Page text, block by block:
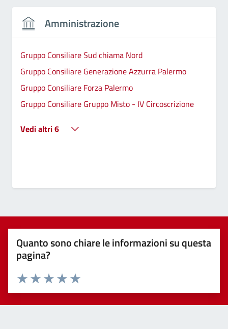
Amministrazione
Gruppo Consiliare Sud chiama Nord
Gruppo Consiliare Generazione Azzurra Palermo
Gruppo Consiliare Forza Palermo
Gruppo Consiliare Gruppo Misto - IV Circoscrizione
Vedi altri 6
Quanto sono chiare le informazioni su questa
pagina?
Valuta 5 stelle su 5
Valuta 4 stelle su 5
Valuta 3 stelle su 5
Valuta 2 stelle su 5
Valuta 1 stelle su 5